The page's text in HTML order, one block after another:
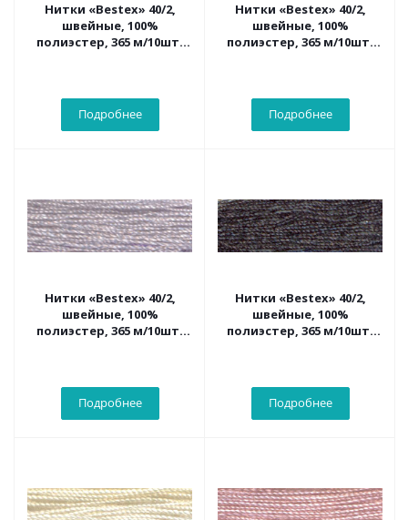
Нитки «Bestex» 40/2,
швейные, 100%
полиэстер, 365 м/10шт.
Подробнее
Нитки «Bestex» 40/2,
швейные, 100%
полиэстер, 365 м/10шт.
Подробнее
Нитки «Bestex» 40/2,
швейные, 100%
полиэстер, 365 м/10шт.
Подробнее
Нитки «Bestex» 40/2,
швейные, 100%
полиэстер, 365 м/10шт.
Подробнее